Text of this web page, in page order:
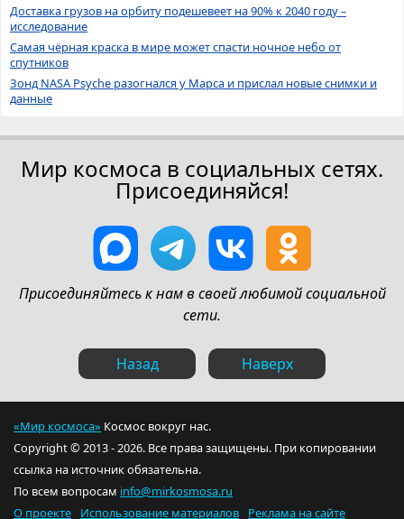
Доставка грузов на орбиту подешевеет на 90% к 2040 году –
исследование
Самая чёрная краска в мире может спасти ночное небо от
спутников
Зонд NASA Psyche разогнался у Марса и прислал новые снимки и
данные
Мир космоса в социальных сетях.
Присоединяйся!
Присоединяйтесь к нам в своей любимой социальной
сети.
Назад Наверх
«Мир космоса» Космос вокруг нас.
Copyright © 2013 - 2026. Все права защищены. При копировании
ссылка на источник обязательна.
По всем вопросам info@mirkosmosa.ru
О проекте
Использование материалов Реклама на сайте